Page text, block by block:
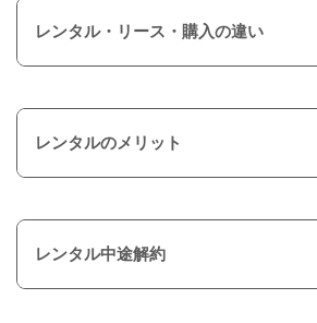
レンタル・リース・購入の違い
レンタルのメリット
レンタル中途解約